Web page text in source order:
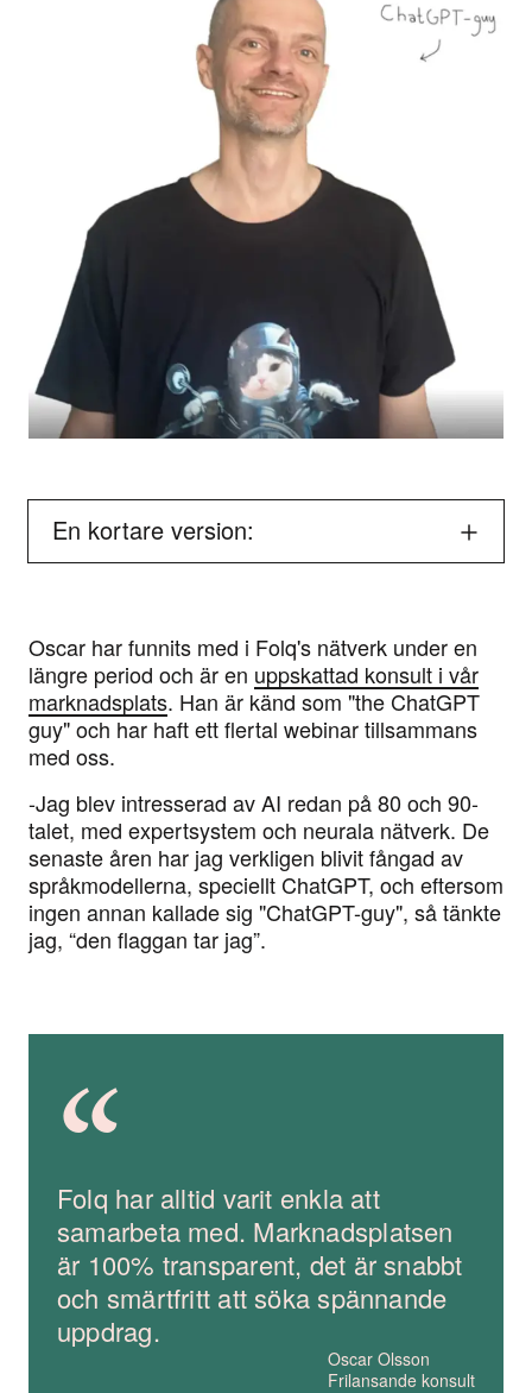
En kortare version:
Oscar har funnits med i Folq's nätverk under en
längre period och är en uppskattad konsult i vår
marknadsplats. Han är känd som "the ChatGPT
guy" och har haft ett flertal webinar tillsammans
med oss.
-Jag blev intresserad av AI redan på 80 och 90-
talet, med expertsystem och neurala nätverk. De
senaste åren har jag verkligen blivit fångad av
språkmodellerna, speciellt ChatGPT, och eftersom
ingen annan kallade sig "ChatGPT-guy", så tänkte
jag, “den flaggan tar jag”.
“
Folq har alltid varit enkla att
samarbeta med. Marknadsplatsen
är 100% transparent, det är snabbt
och smärtfritt att söka spännande
uppdrag.
Oscar Olsson
Frilansande konsult